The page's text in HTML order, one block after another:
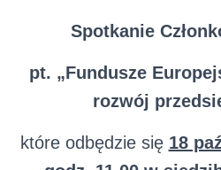
Spotkanie
pt. „Fundusze
rozwój
które odbędzie się 18